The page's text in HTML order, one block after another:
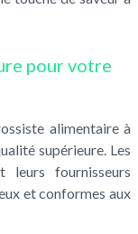
pour votre
alimentaire à
supérieure. Les
leurs fournisseurs
et conformes aux